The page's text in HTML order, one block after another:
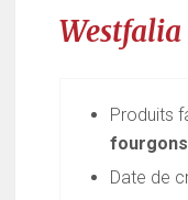
Produits
Date de